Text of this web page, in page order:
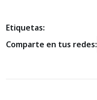
Etiquetas:
Comparte en tus redes: